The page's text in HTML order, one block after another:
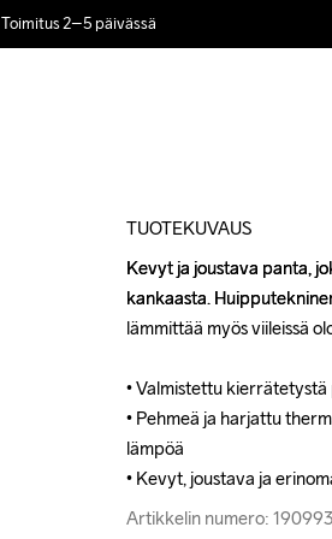
Toimitus 2–5 päivässä
TUOTEKUVAUS
Kevyt ja joustava panta,
kankaasta.
lämmittää myös viileissä
• Valmistettu
• Pehmeä ja harjattu
lämpöä
• Kevyt, joustava ja
Artikkelin numero:
Kevyt ja joustava panta,
kankaasta.
lämmittää myös viileissä
• Valmistettu
• Pehmeä ja harjattu
lämpöä
• Kevyt, joustava ja
Artikkelin numero: